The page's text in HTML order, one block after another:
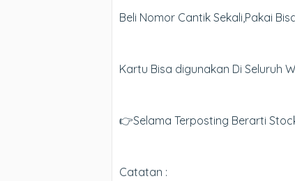
Beli Nomor Cantik Sekali,Pakai
Kartu Bisa digunakan Di Seluruh
👉Selama Terposting Berarti
Catatan :